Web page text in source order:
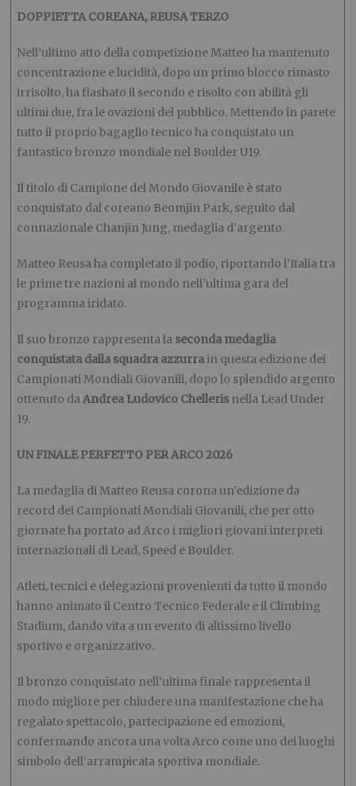
DOPPIETTA COREANA, REUSA TERZO
Nell’ultimo atto della competizione Matteo ha mantenuto
concentrazione e lucidità, dopo un primo blocco rimasto
irrisolto, ha flashato il secondo e risolto con abilità gli
ultimi due, fra le ovazioni del pubblico. Mettendo in parete
tutto il proprio bagaglio tecnico ha conquistato un
fantastico bronzo mondiale nel Boulder U19.
Il titolo di Campione del Mondo Giovanile è stato
conquistato dal coreano Beomjin Park, seguito dal
connazionale Chanjin Jung, medaglia d’argento.
Matteo Reusa ha completato il podio, riportando l’Italia tra
le prime tre nazioni al mondo nell’ultima gara del
programma iridato.
Il suo bronzo rappresenta la seconda medaglia
conquistata dalla squadra azzurrain questa edizione dei
Campionati Mondiali Giovanili, dopo lo splendido argento
ottenuto daAndrea Ludovico Chelleris nella Lead Under
19.
UN FINALE PERFETTO PER ARCO 2026
La medaglia di Matteo Reusa corona un’edizione da
record dei Campionati Mondiali Giovanili, che per otto
giornate ha portato ad Arco i migliori giovani interpreti
internazionali di Lead, Speed e Boulder.
Atleti, tecnici e delegazioni provenienti da tutto il mondo
hanno animato il Centro Tecnico Federale e il Climbing
Stadium, dando vita a un evento di altissimo livello
sportivo e organizzativo.
Il bronzo conquistato nell’ultima finale rappresenta il
modo migliore per chiudere una manifestazione che ha
regalato spettacolo, partecipazione ed emozioni,
confermando ancora una volta Arco come uno dei luoghi
simbolo dell’arrampicata sportiva mondiale.